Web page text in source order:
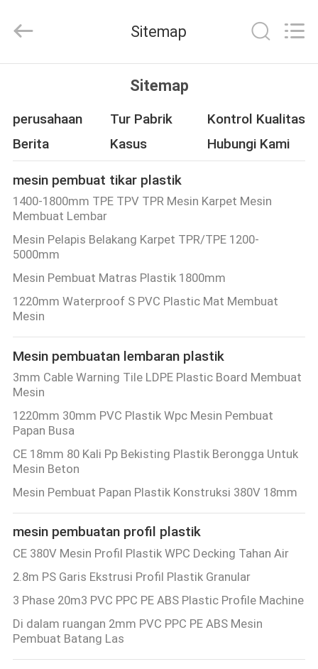
PRODUK
VIDEO
TENTANG
KAMI
TUR
PABRIK
KONTROL
KUALITAS
HUBUNGI
KAMI
BERITA
KASUS
MINTA
KUTIPAN
SITEMAP
Developed
Sitemap
Sitemap
perusahaan Tur Pabrik
Kontrol Kualitas
Berita
Kasus Hubungi Kami
mesin pembuat tikar plastik
1400-1800mm TPE TPV TPR Mesin Karpet Mesin
Membuat Lembar
Mesin Pelapis Belakang Karpet TPR/TPE 1200-
5000mm
Mesin Pembuat Matras Plastik 1800mm
1220mm Waterproof S PVC Plastic Mat Membuat
Mesin
Mesin pembuatan lembaran plastik
3mm Cable Warning Tile LDPE Plastic Board Membuat
Mesin
1220mm 30mm PVC Plastik Wpc Mesin Pembuat
Papan Busa
CE 18mm 80 Kali Pp Bekisting Plastik Berongga Untuk
Mesin Beton
Mesin Pembuat Papan Plastik Konstruksi 380V 18mm
mesin pembuatan profil plastik
CE 380V Mesin Profil Plastik WPC Decking Tahan Air
2.8m PS Garis Ekstrusi Profil Plastik Granular
3 Phase 20m3 PVC PPC PE ABS Plastic Profile Machine
Di dalam ruangan 2mm PVC PPC PE ABS Mesin
Pembuat Batang Las